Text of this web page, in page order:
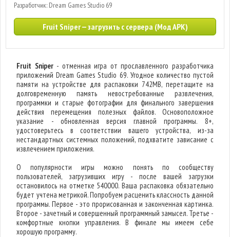
Разработчик: Dream Games Studio 69
Fruit Sniper — загрузить с сервера (Мод APK)
Fruit Sniper- отменная игра от прославленного разработчика
приложений Dream Games Studio 69. Угодное количество пустой
памяти на устройстве для распаковки 742MB, перетащите на
долговременную память невостребованные развлечения,
программки и старые фотографии для финального завершения
действия перемещения полезных файлов. Основоположное
указание - обновленная версия главной программы. 8+,
удостоверьтесь в соответствии вашего устройства, из-за
нестандартных системных положений, подхватите зависание с
извлечением приложения.
О популярности игры можно понять по сообществу
пользователей, загрузивших игру - после вашей загрузки
остановилось на отметке 540000. Ваша распаковка обязательно
будет учтена метрикой. Попробуем расценить классность данной
программы. Первое - это прорисованная и законченная картинка.
Второе - зачетный и совершенный программный замысел. Третье -
комфортные кнопки управления. В финале мы имеем себе
хорошую программу.